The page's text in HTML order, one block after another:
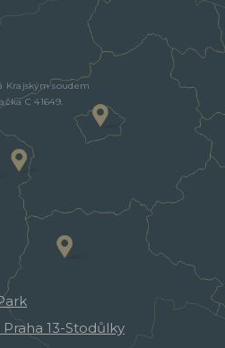
Krajským soudem
C 41649.
Praha 13-Stodůlky